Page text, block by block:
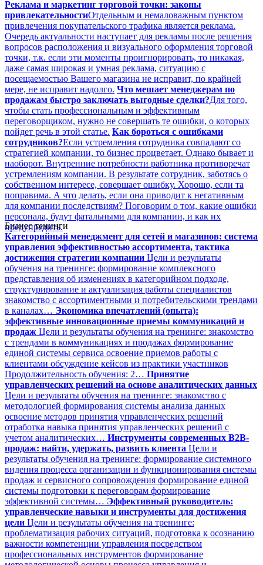
Реклама и маркетинг торговой точки: законы
привлекательностиОтдельным и немаловажным пунктом
привлечения покупательского трафика является реклама.
Очередь актуальности наступает для рекламы после решения
вопросов расположения и визуального оформления торговой
точки, т.к. если эти моменты проигнорировать, то никакая,
даже самая широкая и умная реклама, ситуацию с
посещаемостью Вашего магазина не исправит, по крайней
мере, не исправит надолго. Что мешает менеджерам по
продажам быстро заключать выгодные сделки?Для того,
чтобы стать профессиональным и эффективным
переговорщиком, нужно не совершать те ошибки, о которых
пойдет речь в этой статье. Как бороться с ошибками
сотрудников?Если устремления сотрудника совпадают со
стратегией компании, то бизнес процветает. Однако бывает и
наоборот. Внутренние потребности работника противоречат
устремлениям компании. В результате сотрудник, заботясь о
собственном интересе, совершает ошибку. Хорошо, если та
поправима. А что делать, если она приводит к негативным
для компании последствиям? Поговорим о том, какие ошибки
персонала, будут фатальными для компании, и как их
предупредить.
Бизнес тенинги
Категорийный менеджмент для сетей и магазинов: система
управления эффективностью ассортимента, тактика
достижения стратегии компании Цели и результаты
обучения на тренинге: формирование комплексного
представления об изменениях в категорийном подходе,
структурирование и актуализация работы специалистов
знакомство с ассортиментными и потребительскими трендами
в каналах… Экономика впечатлений (опыта):
эффективные инновационные приемы коммуникаций и
продаж Цели и результаты обучения на тренинге: знакомство
с трендами в коммуникациях и продажах формирование
единой системы сервиса освоение приемов работы с
клиентами обсуждение кейсов из практики участников
Продолжительность обучения: 2… Принятие
управленческих решений на основе аналитических данных
Цели и результаты обучения на тренинге: знакомство с
методологией формирования системы анализа данных
освоение методов принятия управленческих решений
отработка навыка принятия управленческих решений с
учетом аналитических… Инструменты современных B2B-
продаж: найти, удержать, развить клиента Цели и
результаты обучения на тренинге: формирование системного
видения процесса организации и функционирования системы
продаж и сервисного сопровождения формирование единой
системы подготовки к переговорам формирование
эффективной системы… Эффективный руководитель:
управленческие навыки и инструменты для достижения
цели Цели и результаты обучения на тренинге:
проблематизация рабочих ситуаций, подготовка к осознанию
важности компетенции управления посредством
профессиональных инструментов формирование